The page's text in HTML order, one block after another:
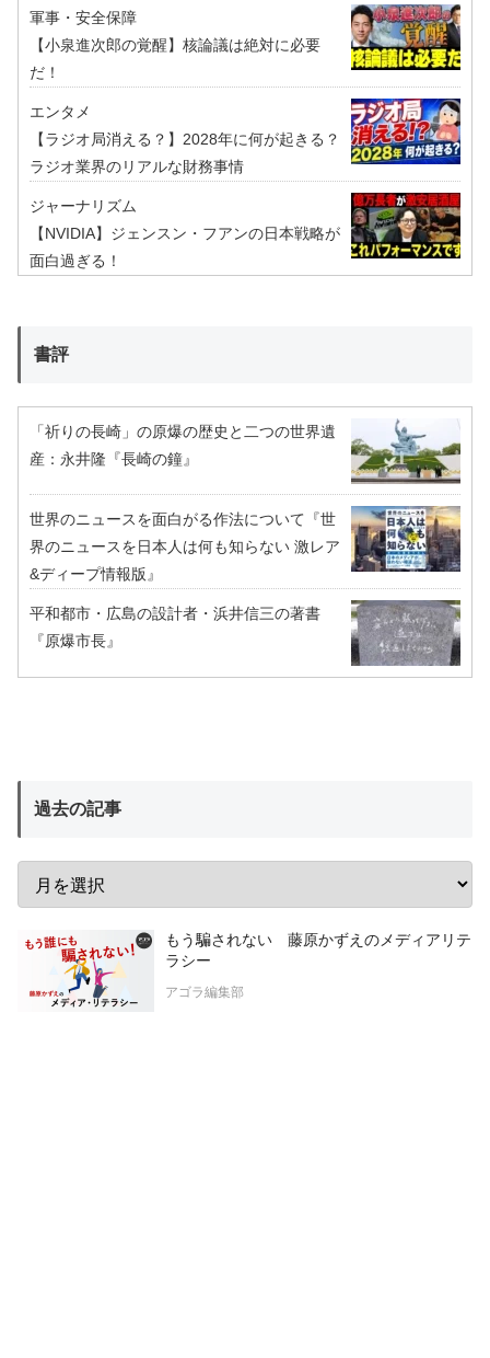
軍事・安全保障
【小泉進次郎の覚醒】核論議は絶対に必要
だ！
エンタメ
【ラジオ局消える？】2028年に何が起きる？
ラジオ業界のリアルな財務事情
ジャーナリズム
【NVIDIA】ジェンスン・フアンの日本戦略が
面白過ぎる！
書評
「祈りの長崎」の原爆の歴史と二つの世界遺
産：永井隆『長崎の鐘』
世界のニュースを面白がる作法について『世
界のニュースを日本人は何も知らない 激レア
&ディープ情報版』
平和都市・広島の設計者・浜井信三の著書
『原爆市長』
過去の記事
もう騙されない 藤原かずえのメディアリテ
ラシー
アゴラ編集部